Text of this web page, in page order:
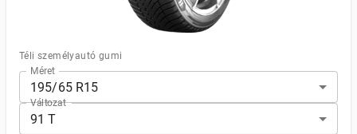
Téli személyautó gumi
Méret
195/65 R15
Változat
91 T